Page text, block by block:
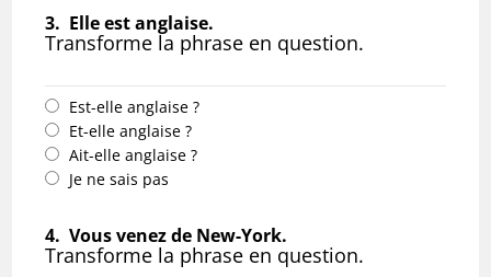
3. Elle est anglaise.
Transforme la phrase en question.
Est-elle anglaise ?
Et-elle anglaise ?
Ait-elle anglaise ?
Je ne sais pas
4. Vous venez de New-York.
Transforme la phrase en question.